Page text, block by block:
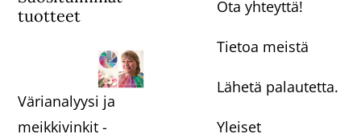
tuotteet
Värianalyysi ja
meikkivinkit -
Ota yhteyttä!
Tietoa meistä
Lähetä palautetta.
Yleiset